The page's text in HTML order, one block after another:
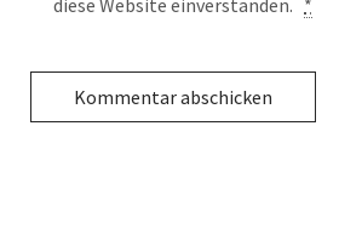
diese Website einverstanden. *